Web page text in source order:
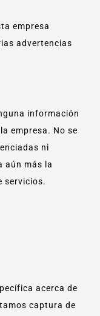
empresa
advertencias
información
empresa. No se
ni
aún más la
servicios.
acerca de
captura de